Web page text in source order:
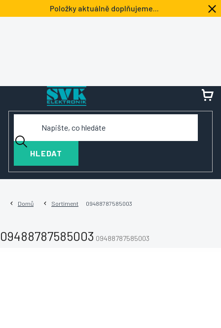
na
Položky aktuálně doplňujeme...
HLEDAT
Domů Sortiment 09488787585003
09488787585003 09488787585003